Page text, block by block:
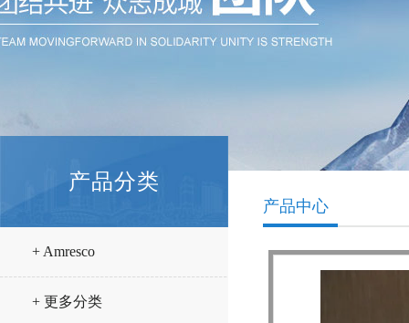
产品分类
+ Amresco
+ 更多分类
产品中心